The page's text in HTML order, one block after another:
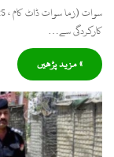
کارکردگی سے…
» مزید پڑھیں